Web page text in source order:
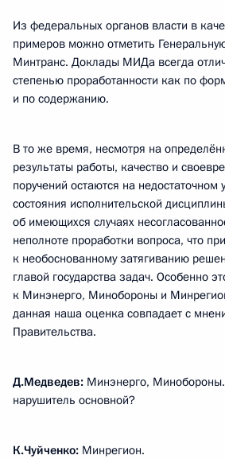
Из федеральных органов власти в
примеров можно отметить
Минтранс. Доклады МИДа всегда
степенью проработанности как по
и по содержанию.
В то же время, несмотря на
результаты работы, качество и
поручений остаются на недостаточном
состояния исполнительской
об имеющихся случаях
неполноте проработки вопроса, что
к необоснованному затягиванию
главой государства задач. Особенно
к Минэнерго, Минобороны и
данная наша оценка совпадает с
Правительства.
Д.Медведев: Минэнерго,
нарушитель основной?
К.Чуйченко: Минрегион.